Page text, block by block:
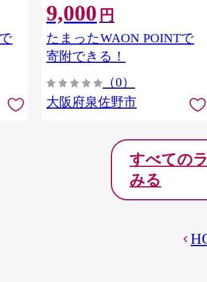
9,000 円
たまったWAON POINTで
寄附できる！
（0）
大阪府泉佐野市
すべての
みる